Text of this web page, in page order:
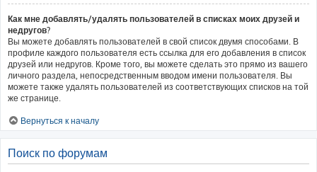
Как мне добавлять/удалять пользователей в списках моих друзей и
недругов?
Вы можете добавлять пользователей в свой список двумя способами. В
профиле каждого пользователя есть ссылка для его добавления в список
друзей или недругов. Кроме того, вы можете сделать это прямо из вашего
личного раздела, непосредственным вводом имени пользователя. Вы
можете также удалять пользователей из соответствующих списков на той
же странице.
Вернуться к началу
Поиск по форумам